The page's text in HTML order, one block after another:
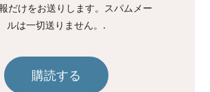
だけをお送りします。スパムメー
ルは一切送りません。.
購読する